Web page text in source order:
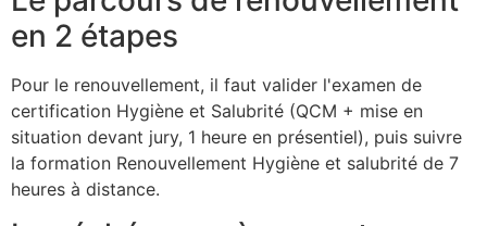
en 2 étapes
Pour le renouvellement, il faut valider l'examen de
certification Hygiène et Salubrité (QCM + mise en
situation devant jury, 1 heure en présentiel), puis suivre
la formation Renouvellement Hygiène et salubrité de 7
heures à distance.